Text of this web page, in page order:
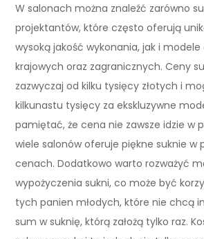
W salonach można znaleźć zarówno
projektantów, które często oferują
wysoką jakość wykonania, jak i
krajowych oraz zagranicznych. Ceny
zazwyczaj od kilku tysięcy złotych i
kilkunastu tysięcy za ekskluzywne
pamiętać, że cena nie zawsze idzie w
wiele salonów oferuje piękne suknie w
cenach. Dodatkowo warto rozważyć
wypożyczenia sukni, co może być
tych panien młodych, które nie chcą
sum w suknię, którą założą tylko raz.